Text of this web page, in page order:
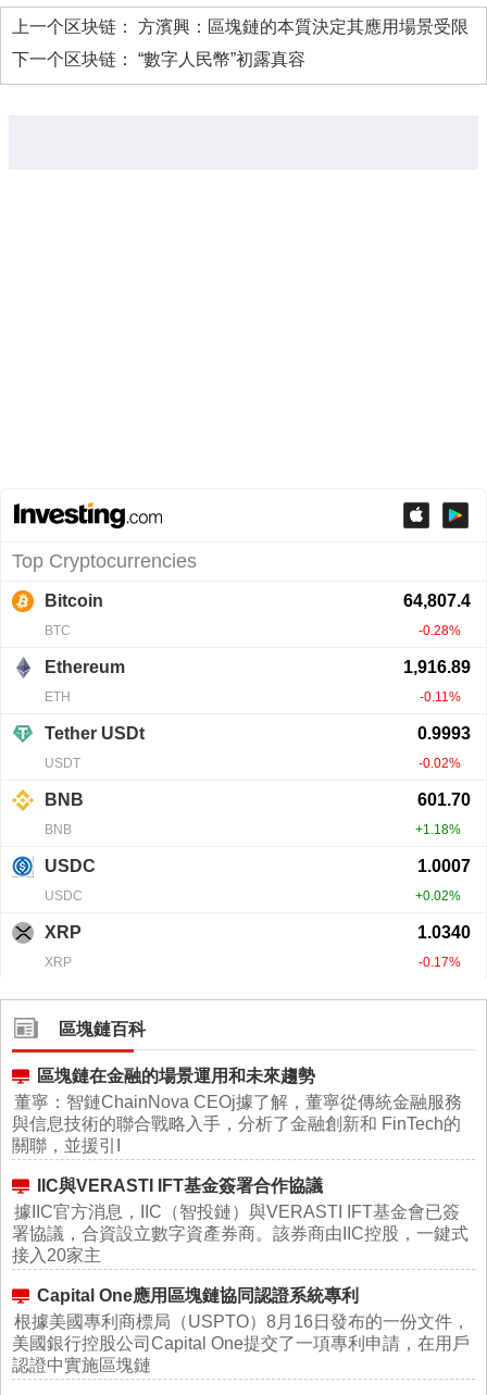
上一个区块链： 方濱興：區塊鏈的本質決定其應用場景受限
下一个区块链： “數字人民幣”初露真容
區塊鏈百科
區塊鏈在金融的場景運用和未來趨勢
董寧：智鏈ChainNova CEOj據了解，董寧從傳統金融服務
與信息技術的聯合戰略入手，分析了金融創新和 FinTech的
關聯，並援引I
IIC與VERASTI IFT基金簽署合作協議
據IIC官方消息，IIC（智投鏈）與VERASTI IFT基金會已簽
署協議，合資設立數字資產券商。該券商由IIC控股，一鍵式
接入20家主
Capital One應用區塊鏈協同認證系統專利
根據美國專利商標局（USPTO）8月16日發布的一份文件，
美國銀行控股公司Capital One提交了一項專利申請，在用戶
認證中實施區塊鏈